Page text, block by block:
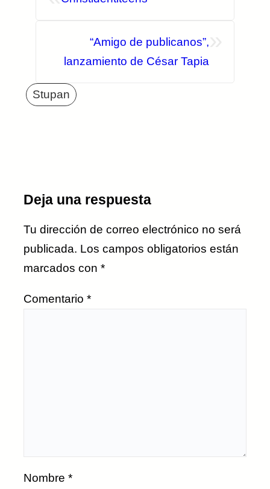
“Amigo de publicanos”,
lanzamiento de César Tapia
Stupan
Deja una respuesta
Tu dirección de correo electrónico no será
publicada. Los campos obligatorios están
marcados con *
Comentario *
Nombre *